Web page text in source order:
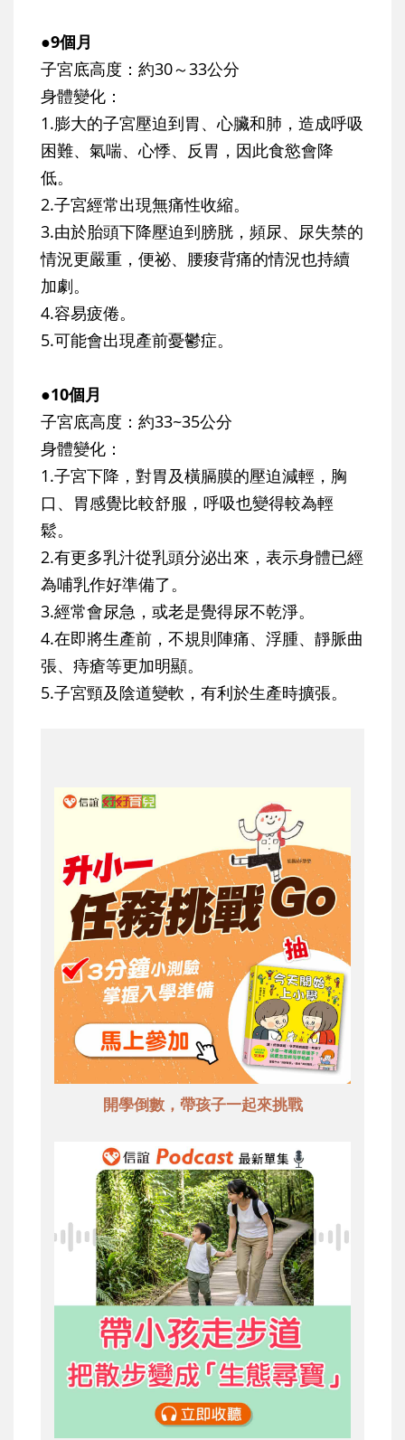
●9個月
子宮底高度：約30～33公分
身體變化：
1.膨大的子宮壓迫到胃、心臟和肺，造成呼吸
困難、氣喘、心悸、反胃，因此食慾會降
低。
2.子宮經常出現無痛性收縮。
3.由於胎頭下降壓迫到膀胱，頻尿、尿失禁的
情況更嚴重，便祕、腰痠背痛的情況也持續
加劇。
4.容易疲倦。
5.可能會出現產前憂鬱症。
●10個月
子宮底高度：約33~35公分
身體變化：
1.子宮下降，對胃及橫膈膜的壓迫減輕，胸
口、胃感覺比較舒服，呼吸也變得較為輕
鬆。
2.有更多乳汁從乳頭分泌出來，表示身體已經
為哺乳作好準備了。
3.經常會尿急，或老是覺得尿不乾淨。
4.在即將生產前，不規則陣痛、浮腫、靜脈曲
張、痔瘡等更加明顯。
5.子宮頸及陰道變軟，有利於生產時擴張。
開學倒數，帶孩子一起來挑戰